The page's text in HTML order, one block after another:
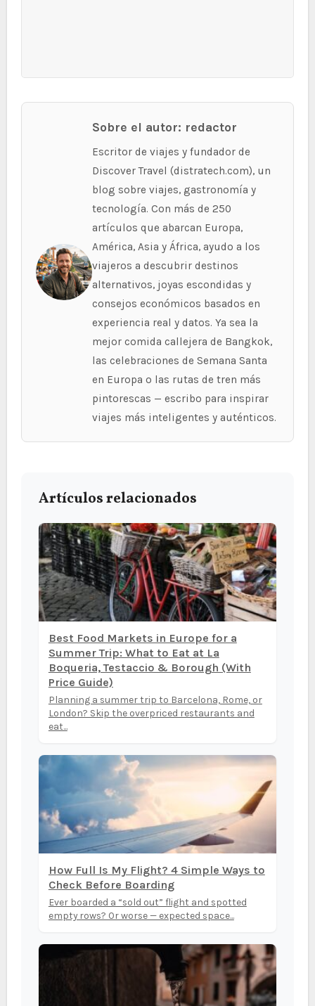
Sobre el autor: redactor
Escritor de viajes y fundador de
Discover Travel (distratech.com), un
blog sobre viajes, gastronomía y
tecnología. Con más de 250
artículos que abarcan Europa,
América, Asia y África, ayudo a los
viajeros a descubrir destinos
alternativos, joyas escondidas y
consejos económicos basados en
experiencia real y datos. Ya sea la
mejor comida callejera de Bangkok,
las celebraciones de Semana Santa
en Europa o las rutas de tren más
pintorescas — escribo para inspirar
viajes más inteligentes y auténticos.
Artículos relacionados
Best Food Markets in Europe for a
Summer Trip: What to Eat at La
Boqueria, Testaccio & Borough (With
Price Guide)
Planning a summer trip to Barcelona, Rome, or
London? Skip the overpriced restaurants and
eat...
How Full Is My Flight? 4 Simple Ways to
Check Before Boarding
Ever boarded a “sold out” flight and spotted
empty rows? Or worse — expected space...